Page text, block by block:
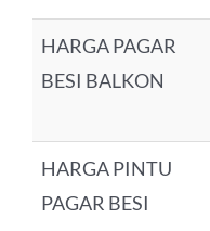
HARGA PAGAR
BESI BALKON
HARGA PINTU
PAGAR BESI